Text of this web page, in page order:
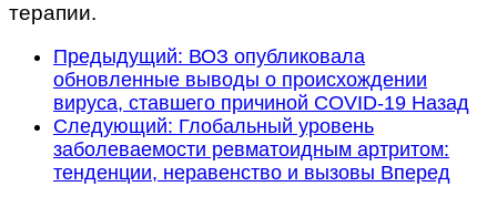
терапии.
Предыдущий: ВОЗ опубликовала
обновленные выводы о происхождении
вируса, ставшего причиной COVID-19 Назад
Следующий: Глобальный уровень
заболеваемости ревматоидным артритом:
тенденции, неравенство и вызовы Вперед